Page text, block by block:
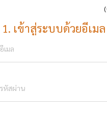
1. เข้าสู่ระบบด้วยอีเมล